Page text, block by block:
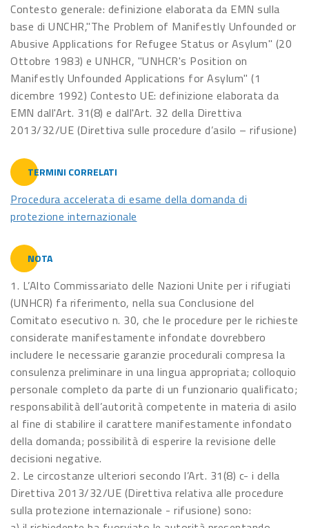
Contesto generale: definizione elaborata da EMN sulla
base di UNCHR,"The Problem of Manifestly Unfounded or
Abusive Applications for Refugee Status or Asylum" (20
Ottobre 1983) e UNHCR, "UNHCR's Position on
Manifestly Unfounded Applications for Asylum" (1
dicembre 1992) Contesto UE: definizione elaborata da
EMN dall'Art. 31(8) e dall'Art. 32 della Direttiva
2013/32/UE (Direttiva sulle procedure d’asilo – rifusione)
TERMINI CORRELATI
Procedura accelerata di esame della domanda di
protezione internazionale
NOTA
1. L’Alto Commissariato delle Nazioni Unite per i rifugiati
(UNHCR) fa riferimento, nella sua Conclusione del
Comitato esecutivo n. 30, che le procedure per le richieste
considerate manifestamente infondate dovrebbero
includere le necessarie garanzie procedurali compresa la
consulenza preliminare in una lingua appropriata; colloquio
personale completo da parte di un funzionario qualificato;
responsabilità dell’autorità competente in materia di asilo
al fine di stabilire il carattere manifestamente infondato
della domanda; possibilità di esperire la revisione delle
decisioni negative.
2. Le circostanze ulteriori secondo l’Art. 31(8) c- i della
Direttiva 2013/32/UE (Direttiva relativa alle procedure
sulla protezione internazionale - rifusione) sono: